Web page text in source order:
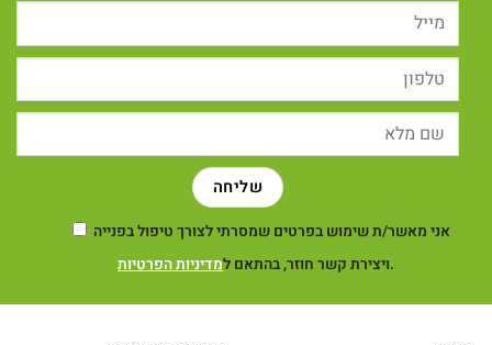
אני מאשר/ת שימוש בפרטים שמסרתי לצורך טיפול בפנייה
ויצירת קשר חוזר, בהתאם למדיניות הפרטיות .